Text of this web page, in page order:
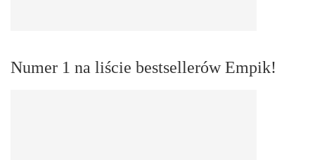
Numer 1 na liście bestsellerów Empik!